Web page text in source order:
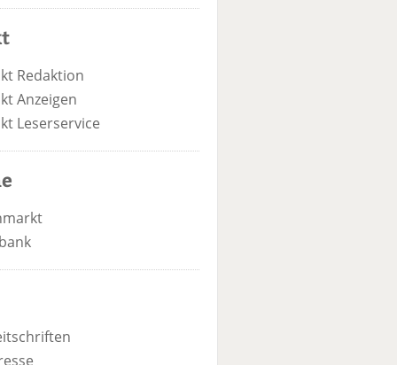
Redaktion
Anzeigen
Leserservice